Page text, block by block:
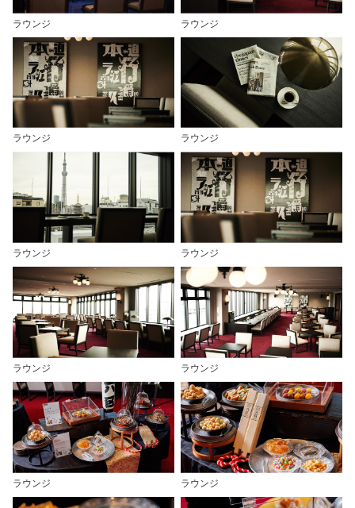
ラウンジ ラウンジ
ラウンジ ラウンジ
ラウンジ ラウンジ
ラウンジ ラウンジ
ラウンジ ラウンジ